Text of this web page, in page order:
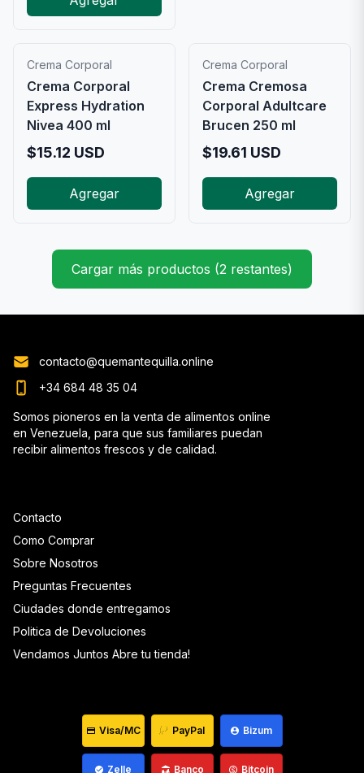
Crema Corporal
Crema Corporal
Express Hydration
Nivea 400 ml
$15.12 USD
Agregar
Crema Corporal
Crema Cremosa
Corporal Adultcare
Brucen 250 ml
$19.61 USD
Agregar
Cargar más productos (2 restantes)
Contacto
Como Comprar
Sobre Nosotros
Preguntas Frecuentes
Ciudades donde entregamos
Politica de Devoluciones
Vendamos Juntos Abre tu tienda!
contacto@quemantequilla.online
+34 684 48 35 04
Somos pioneros en la venta de alimentos online
en Venezuela, para que sus familiares puedan
recibir alimentos frescos y de calidad.
Visa/MC PayPal Bizum
Zelle Banco Bitcoin